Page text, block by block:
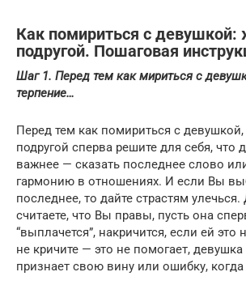
Как помириться с девушкой:
подругой. Пошаговая
Шаг 1. Перед тем как мириться с
терпение…
Перед тем как помириться с
подругой сперва решите для себя, что
важнее — сказать последнее слово
гармонию в отношениях. И если Вы
последнее, то дайте страстям
считаете, что Вы правы, пусть она
“выплачется”, накричится, если ей это
не кричите — это не помогает,
признает свою вину или ошибку,